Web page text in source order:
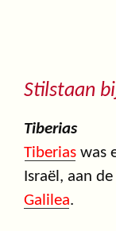
Stilstaan
Tiberias
Tiberias was
Israël, aan
Galilea.